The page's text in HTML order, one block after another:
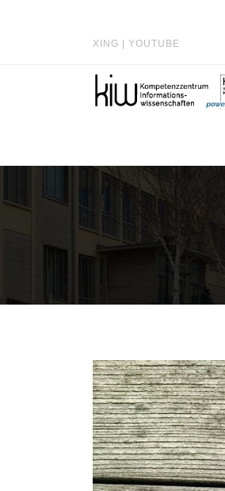
XING YOUTUBE